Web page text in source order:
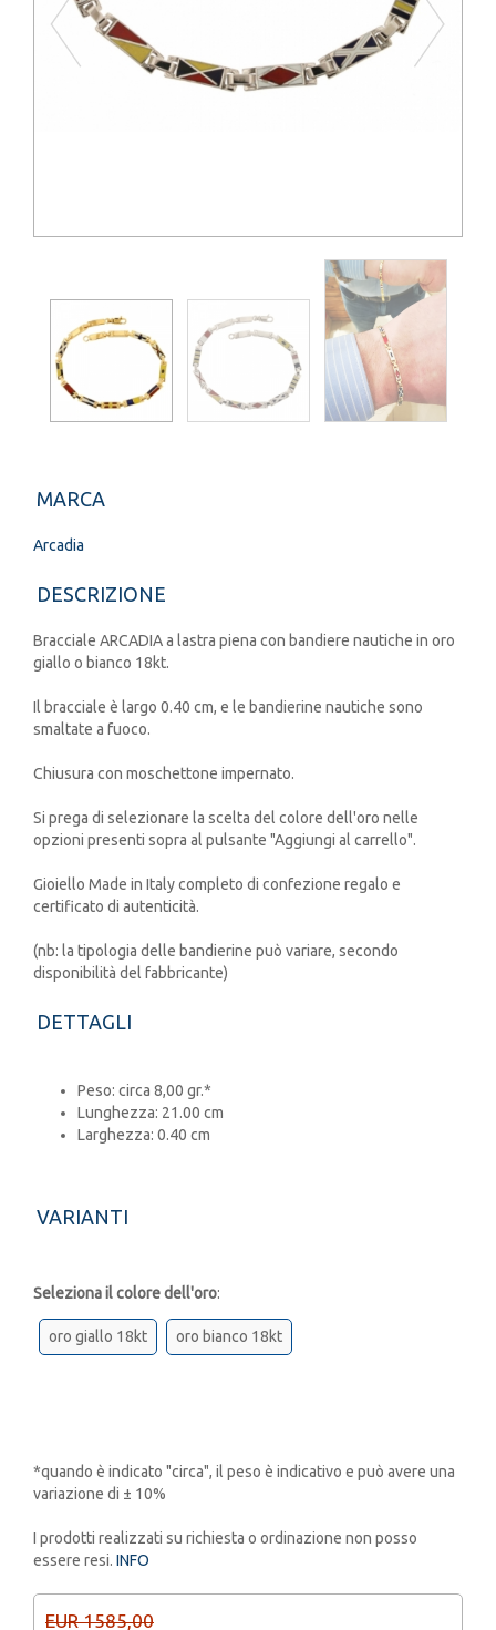
MARCA
Arcadia
DESCRIZIONE
Bracciale ARCADIA a lastra piena con bandiere nautiche in oro
giallo o bianco 18kt.
Il bracciale è largo 0.40 cm, e le bandierine nautiche sono
smaltate a fuoco.
Chiusura con moschettone impernato.
Si prega di selezionare la scelta del colore dell'oro nelle
opzioni presenti sopra al pulsante "Aggiungi al carrello".
Gioiello Made in Italy completo di confezione regalo e
certificato di autenticità.
(nb: la tipologia delle bandierine può variare, secondo
disponibilità del fabbricante)
DETTAGLI
Peso: circa 8,00 gr.*
Lunghezza: 21.00 cm
Larghezza: 0.40 cm
VARIANTI
Seleziona il colore dell'oro:
oro giallo 18kt oro bianco 18kt
*quando è indicato "circa", il peso è indicativo e può avere una
variazione di ± 10%
I prodotti realizzati su richiesta o ordinazione non posso
essere resi. INFO
EUR 1585,00